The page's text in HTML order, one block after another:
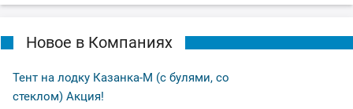
Новое в Компаниях
Тент на лодку Казанка-М (с булями, со
стеклом) Акция!